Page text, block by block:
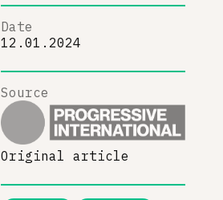
Date
12.01.2024
Source
Original article